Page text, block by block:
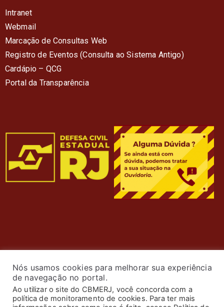
Intranet
Webmail
Marcação de Consultas Web
Registro de Eventos (Consulta ao Sistema Antigo)
Cardápio – QCG
Portal da Transparência
© 2024 Corpo de Bombeiros Militar do Estado do Rio de
Nós usamos cookies para melhorar sua experiência
de navegação no portal.
Ao utilizar o site do CBMERJ, você concorda com a
política de monitoramento de cookies. Para ter mais